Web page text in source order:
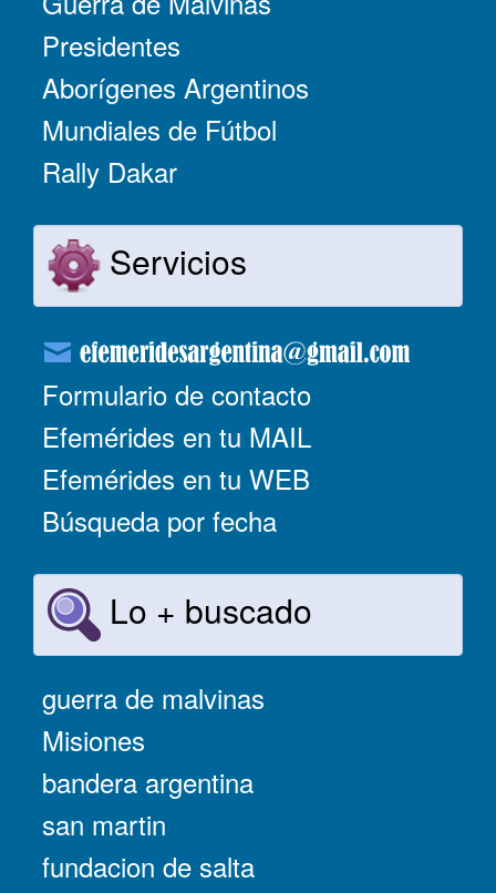
Presidentes
Aborígenes Argentinos
Mundiales de Fútbol
Rally Dakar
Servicios
Formulario de contacto
Efemérides en tu MAIL
Efemérides en tu WEB
Búsqueda por fecha
Lo + buscado
guerra de malvinas
Misiones
bandera argentina
san martin
fundacion de salta